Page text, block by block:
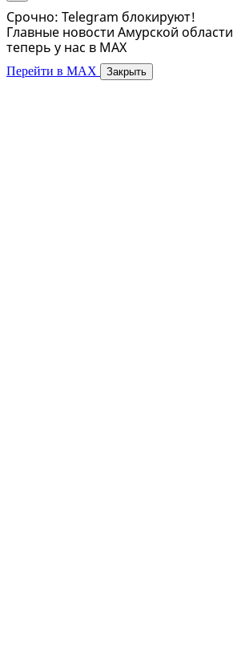
Срочно: Telegram блокируют!
Главные новости Амурской области
теперь у нас в MAX
Перейти в MAX Закрыть